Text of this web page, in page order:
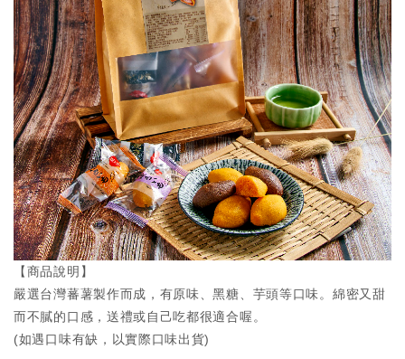
【商品說明】
嚴選台灣蕃薯製作而成，有原味、黑糖、芋頭等口味。綿密又甜
而不膩的口感，送禮或自己吃都很適合喔。
(如遇口味有缺，以實際口味出貨)